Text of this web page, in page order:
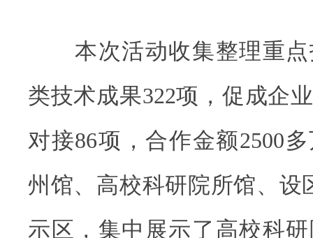
本次活动收集整理重点
类技术成果322项，促成企
对接86项，合作金额2500
州馆、高校科研院所馆、设
示区，集中展示了高校科